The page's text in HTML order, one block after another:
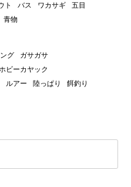
ト バス ワカサギ
五目
青物
グ
ガサガサ
ビーカヤック
ルアー 陸っぱり 餌釣り